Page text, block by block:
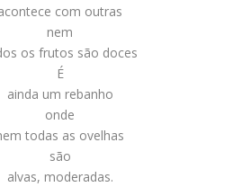
com outras
nem
os frutos são doces
É
ainda um rebanho
onde
todas as ovelhas
são
alvas, moderadas.